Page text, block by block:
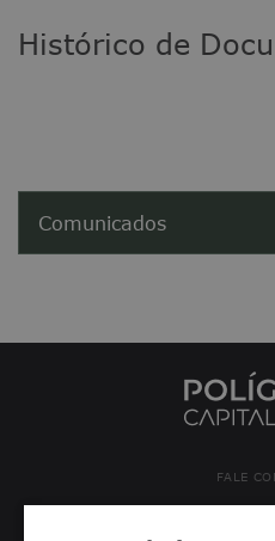
Histórico de
Comunicados
FALE
+55 (11)